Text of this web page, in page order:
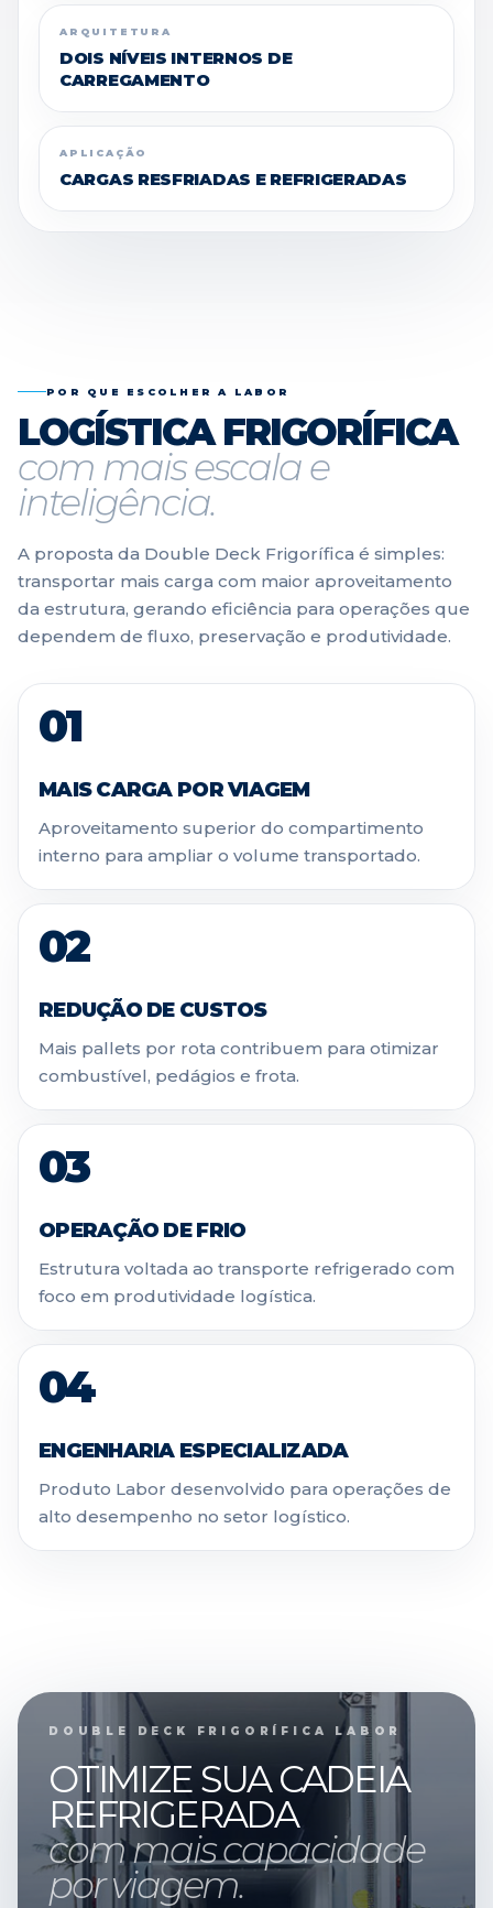
ARQUITETURA
DOIS NÍVEIS INTERNOS DE
CARREGAMENTO
APLICAÇÃO
CARGAS RESFRIADAS E REFRIGERADAS
POR QUE ESCOLHER A LABOR
LOGÍSTICA FRIGORÍFICA
com mais escala e
inteligência.
A proposta da Double Deck Frigorífica é simples:
transportar mais carga com maior aproveitamento
da estrutura, gerando eficiência para operações que
dependem de fluxo, preservação e produtividade.
01
MAIS CARGA POR VIAGEM
Aproveitamento superior do compartimento
interno para ampliar o volume transportado.
02
REDUÇÃO DE CUSTOS
Mais pallets por rota contribuem para otimizar
combustível, pedágios e frota.
03
OPERAÇÃO DE FRIO
Estrutura voltada ao transporte refrigerado com
foco em produtividade logística.
04
ENGENHARIA ESPECIALIZADA
Produto Labor desenvolvido para operações de
alto desempenho no setor logístico.
DOUBLE DECK FRIGORÍFICA LABOR
OTIMIZE SUA CADEIA
REFRIGERADA
com mais capacidade
por viagem.